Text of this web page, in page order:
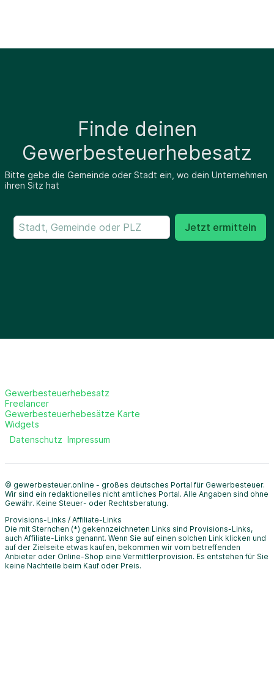
Finde deinen
Gewerbesteuerhebesatz
Bitte gebe die Gemeinde oder Stadt ein, wo dein Unternehmen
ihren Sitz hat
Jetzt ermitteln
Gewerbesteuerhebesatz
Freelancer
Gewerbesteuerhebesätze Karte
Widgets
Datenschutz Impressum
© gewerbesteuer.online - großes deutsches Portal für Gewerbesteuer.
Wir sind ein redaktionelles nicht amtliches Portal. Alle Angaben sind ohne
Gewähr. Keine Steuer- oder Rechtsberatung.
Provisions-Links / Affiliate-Links
Die mit Sternchen (*) gekennzeichneten Links sind Provisions-Links,
auch Affiliate-Links genannt. Wenn Sie auf einen solchen Link klicken und
auf der Zielseite etwas kaufen, bekommen wir vom betreffenden
Anbieter oder Online-Shop eine Vermittlerprovision. Es entstehen für Sie
keine Nachteile beim Kauf oder Preis.